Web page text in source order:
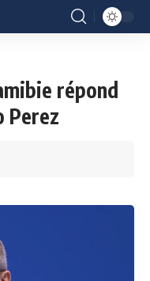
répond
Perez